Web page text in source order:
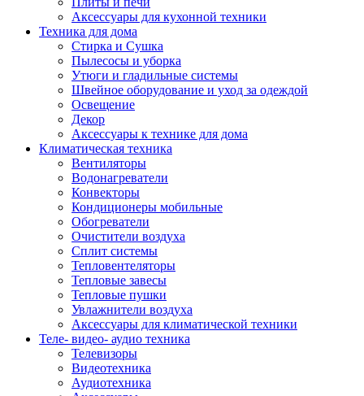
Аксессуары для кухонной техники
Техника для дома
Стирка и Сушка
Пылесосы и уборка
Утюги и гладильные системы
Швейное оборудование и уход за одеждой
Освещение
Декор
Аксессуары к технике для дома
Климатическая техника
Вентиляторы
Водонагреватели
Конвекторы
Кондиционеры мобильные
Обогреватели
Очистители воздуха
Сплит системы
Тепловентеляторы
Тепловые завесы
Тепловые пушки
Увлажнители воздуха
Аксессуары для климатической техники
Теле- видео- аудио техника
Телевизоры
Видеотехника
Аудиотехника